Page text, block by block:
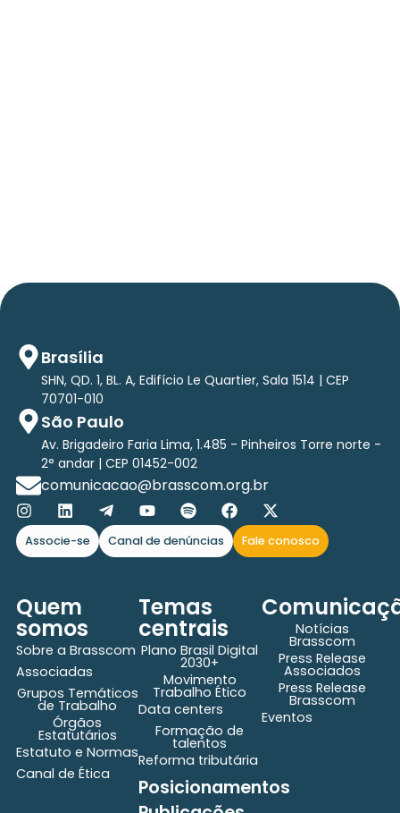
Brasília
SHN, QD. 1, BL. A, Edifício Le Quartier, Sala 1514 | CEP
70701-010
São Paulo
Av. Brigadeiro Faria Lima, 1.485 - Pinheiros Torre norte -
2° andar | CEP 01452-002
comunicacao@brasscom.org.br
Associe-se Canal de denúncias Fale conosco
Quem
somos
Sobre a Brasscom
Associadas
Grupos Temáticos
de Trabalho
Órgãos
Estatutários
Estatuto e Normas
Canal de Ética
Temas
centrais
Plano Brasil Digital
2030+
Movimento
Trabalho Ético
Data centers
Formação de
talentos
Reforma tributária
Posicionamentos
Notícias
Brasscom
Press Release
Associados
Press Release
Brasscom
Eventos